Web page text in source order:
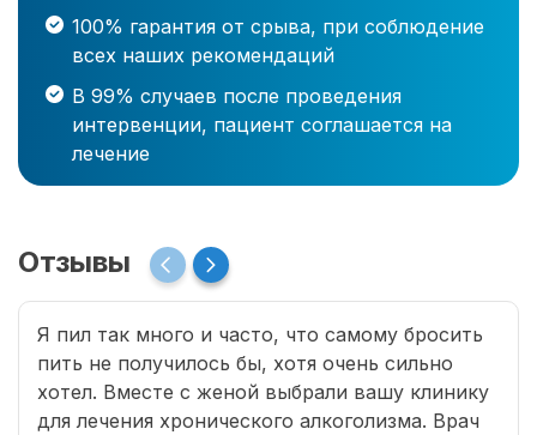
100% гарантия от срыва, при соблюдение
всех наших рекомендаций
В 99% случаев после проведения
интервенции, пациент соглашается на
лечение
Отзывы
Я пил так много и часто, что самому бросить
пить не получилось бы, хотя очень сильно
хотел. Вместе с женой выбрали вашу клинику
для лечения хронического алкоголизма. Врач